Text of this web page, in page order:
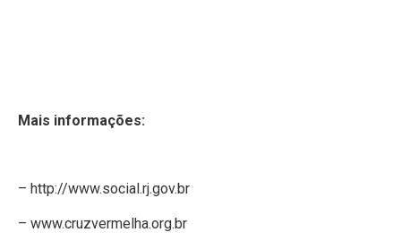
Mais informações:
– http://www.social.rj.gov.br
– www.cruzvermelha.org.br